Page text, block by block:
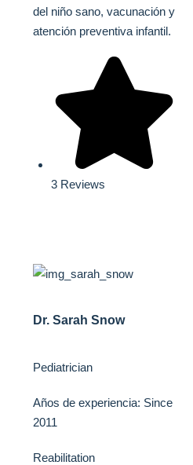
del niño sano, vacunación y
atención preventiva infantil.
3 Reviews
Dr. Sarah Snow
Pediatrician
Años de experiencia: Since
2011
Reabilitation